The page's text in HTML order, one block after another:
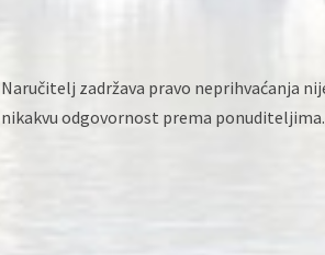
Naručitelj zadržava pravo neprihvaćanja
nikakvu odgovornost prema ponuditeljima.